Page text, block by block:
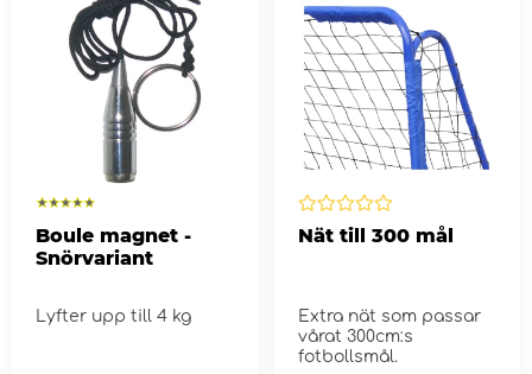
Boule magnet -
Snörvariant
Lyfter upp till 4 kg
Nät till 300 mål
Extra nät som passar
vårat 300cm:s
fotbollsmål.